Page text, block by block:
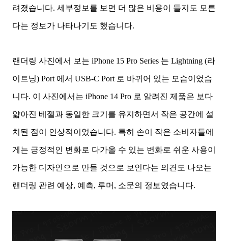
려졌습니다. 세부정보를 보면 더 많은 비용이 들지도 모른
다는 정보가 나타나기도 했습니다.
랜더링 사진에서 보는 iPhone 15 Pro Series 는 Lightning (라
이트닝) Port 에서 USB-C Port 로 바뀌어 있는 모습이었습
니다. 이 사진에서는 iPhone 14 Pro 로 알려진 제품은 보다
얇아진 베젤과 동일한 크기를 유지하면서 작은 공간에 설
치된 점이 인상적이었습니다. 특히 손이 작은 소비자들에
게는 긍정적인 변화로 다가올 수 있는 변화로 쉬운 사용이
가능한 디자인으로 만들 것으로 보인다는 의견도 나오는
랜더링 관련 예상, 예측, 루머, 소문의 정보였습니다.